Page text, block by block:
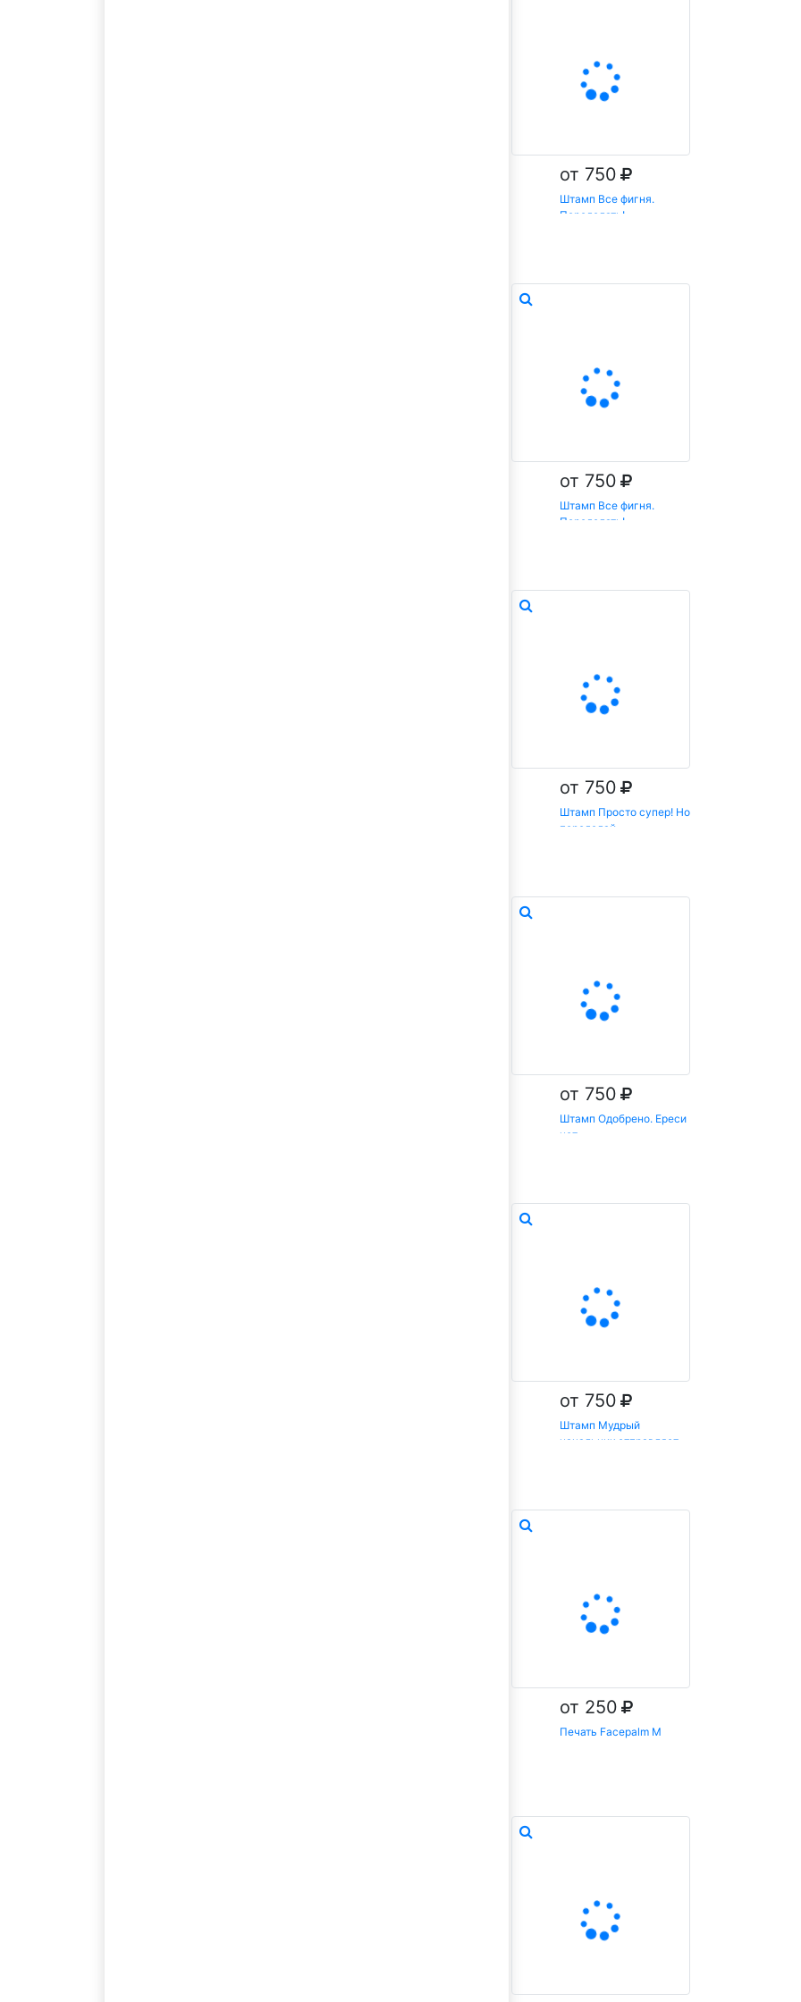
от 750
Штамп Все фигня.
Переделать!
от 750
Штамп Все фигня.
Переделать!
от 750
Штамп Просто супер! Но
переделай
от 750
Штамп Одобрено. Ереси
нет
от 750
Штамп Мудрый
начальник отправляет
от 250
Печать Facepalm M